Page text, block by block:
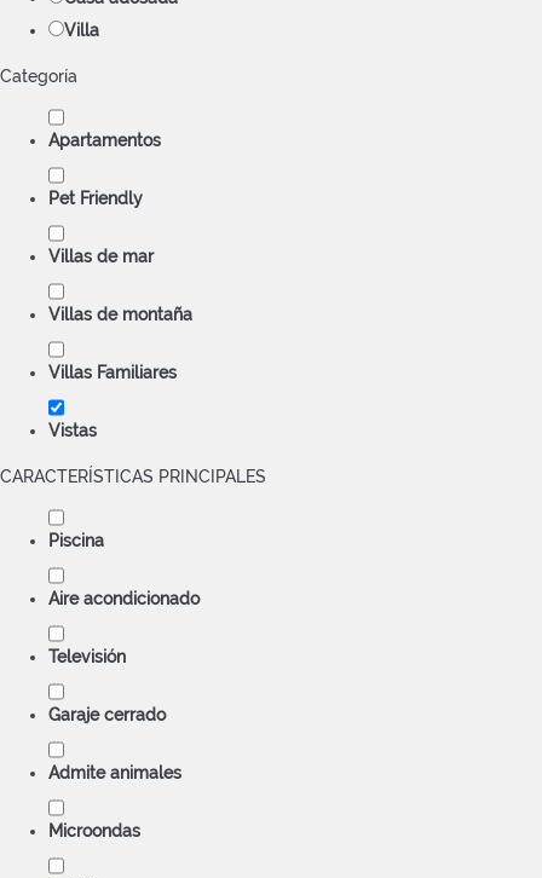
Villa
Categoría
Apartamentos
Pet Friendly
Villas de mar
Villas de montaña
Villas Familiares
Vistas
CARACTERÍSTICAS PRINCIPALES
Piscina
Aire acondicionado
Televisión
Garaje cerrado
Admite animales
Microondas